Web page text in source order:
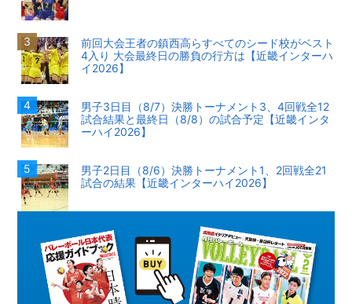
前回大会王者の鎮西高らすべてのシード校がベスト
4入り 大会最終日の勝負の行方は【近畿インターハ
イ2026】
男子3日目（8/7）決勝トーナメント3、4回戦全12
試合結果と最終日（8/8）の試合予定【近畿インタ
ーハイ2026】
男子2日目（8/6）決勝トーナメント1、2回戦全21
試合の結果【近畿インターハイ2026】